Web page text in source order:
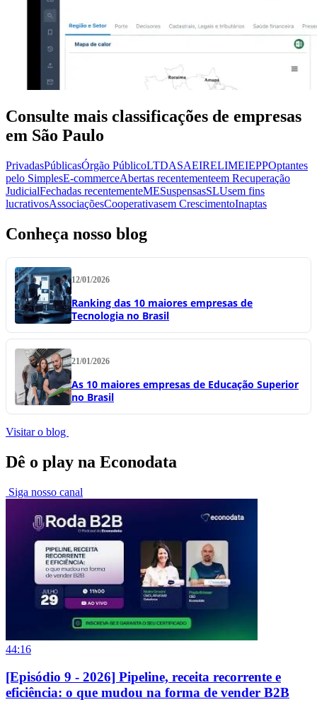
Consulte mais classificações de empresas
em São Paulo
PrivadasPúblicasÓrgão PúblicoLTDASAEIRELIMEIEPPOptantes
pelo SimplesE-commerceAbertas recentementeem Recuperação
JudicialFechadas recentementeMESuspensasSLUsem fins
lucrativosAssociaçõesCooperativasem CrescimentoInaptas
Conheça nosso blog
12/01/2026
Ranking das 10 maiores empresas de
Tecnologia no Brasil
21/01/2026
As 10 maiores empresas de Educação Superior
no Brasil
Visitar o blog
Dê o play na Econodata
Siga nosso canal
44:16
[Episódio 9 - 2026] Pipeline, receita recorrente e
eficiência: o que mudou na forma de vender B2B